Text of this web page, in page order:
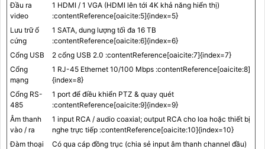
Đầu ra
video
1 HDMI / 1 VGA (HDMI lên tới 4K khả năng hiển thị)
:contentReference[oaicite:5]{index=5}
Lưu trữ ổ
cứng
1 SATA, dung lượng tối đa 16 TB
:contentReference[oaicite:6]{index=6}
Cổng USB
2 cổng USB 2.0 :contentReference[oaicite:7]{index=7}
Cổng
mạng
1 RJ-45 Ethernet 10/100 Mbps :contentReference[oaicite:8]
{index=8}
Cổng RS-
485
1 port để điều khiển PTZ & quay quét
:contentReference[oaicite:9]{index=9}
Âm thanh
vào / ra
1 input RCA / audio coaxial; output RCA cho loa hoặc thiết bị
nghe trực tiếp :contentReference[oaicite:10]{index=10}
Đàm thoại
Có qua cáp đồng trục (chia sẻ input âm thanh channel đầu)